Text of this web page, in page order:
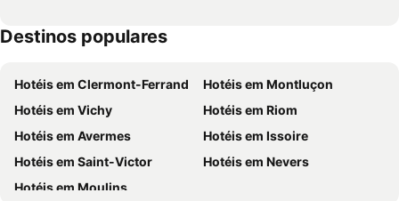
Destinos populares
Hotéis em Clermont-Ferrand
Hotéis em Montluçon
Hotéis em Vichy
Hotéis em Riom
Hotéis em Avermes
Hotéis em Issoire
Hotéis em Saint-Victor
Hotéis em Nevers
Hotéis em Moulins